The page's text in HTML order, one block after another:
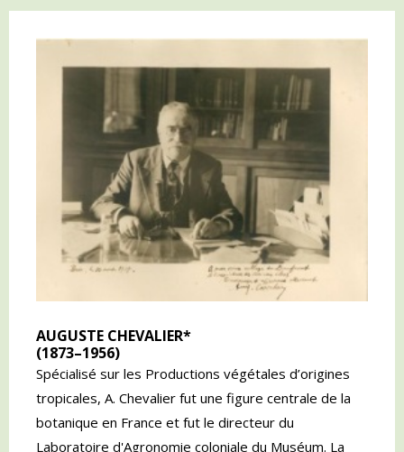
AUGUSTE CHEVALIER*
(1873–1956)
Spécialisé sur les Productions végétales d’origines
tropicales, A. Chevalier fut une figure centrale de la
botanique en France et fut le directeur du
Laboratoire d'Agronomie coloniale du Muséum. La